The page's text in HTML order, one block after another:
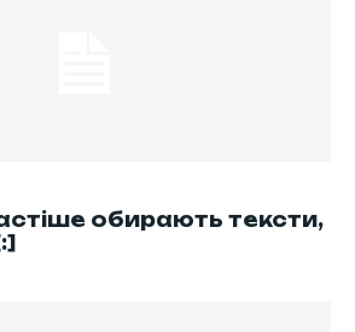
обирають тексти,